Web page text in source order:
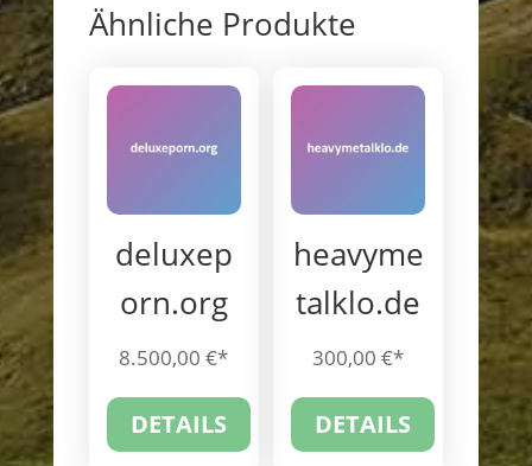
Ähnliche Produkte
deluxep
orn.org
8.500,00€
DETAILS
heavyme
talklo.de
300,00€
DETAILS